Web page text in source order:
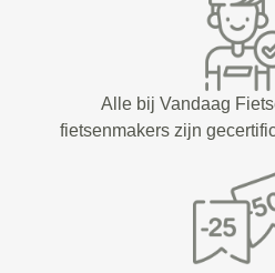
Alle bij Vandaag
fietsenmakers zijn